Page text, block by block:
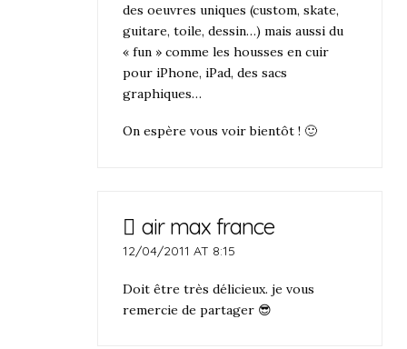
des oeuvres uniques (custom, skate,
guitare, toile, dessin…) mais aussi du
« fun » comme les housses en cuir
pour iPhone, iPad, des sacs
graphiques…
On espère vous voir bientôt ! 🙂
air max france
12/04/2011 AT 8:15
Doit être très délicieux. je vous
remercie de partager 😎